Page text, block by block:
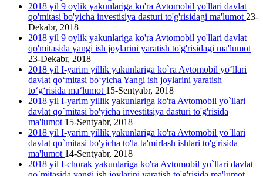
2018 yil 9 oylik yakunlariga ko'ra Avtomobil yo'llari davlat
qo'mitasi bo'yicha investisiya dasturi to'g'risidagi ma'lumot 23-
Dekabr, 2018
2018 yil 9 oylik yakunlariga ko'ra Avtomobil yo'llari davlat
qo'mitasida yangi ish joylarini yаratish to'g'risidagi ma'lumot
23-Dekabr, 2018
2018 yil I-yarim yillik yakunlariga ko`ra Avtomobil yo‘llari
davlat qo‘mitasi bo‘yicha Yangi ish joylarini yaratish
to‘g‘risida ma‘lumot 15-Sentyabr, 2018
2018 yil I-yarim yillik yakunlariga ko'ra Avtomobil yo`llari
davlat qo`mitasi bo'yicha investitsiya dasturi to'g'risida
ma'lumot 15-Sentyabr, 2018
2018 yil I-yarim yillik yakunlariga ko'ra Avtomobil yo`llari
davlat qo`mitasi bo'yicha to'la ta'mirlash ishlari to'g'risida
ma'lumot 14-Sentyabr, 2018
2018 yil I-chorak yakunlariga ko'ra Avtomobil yo`llari davlat